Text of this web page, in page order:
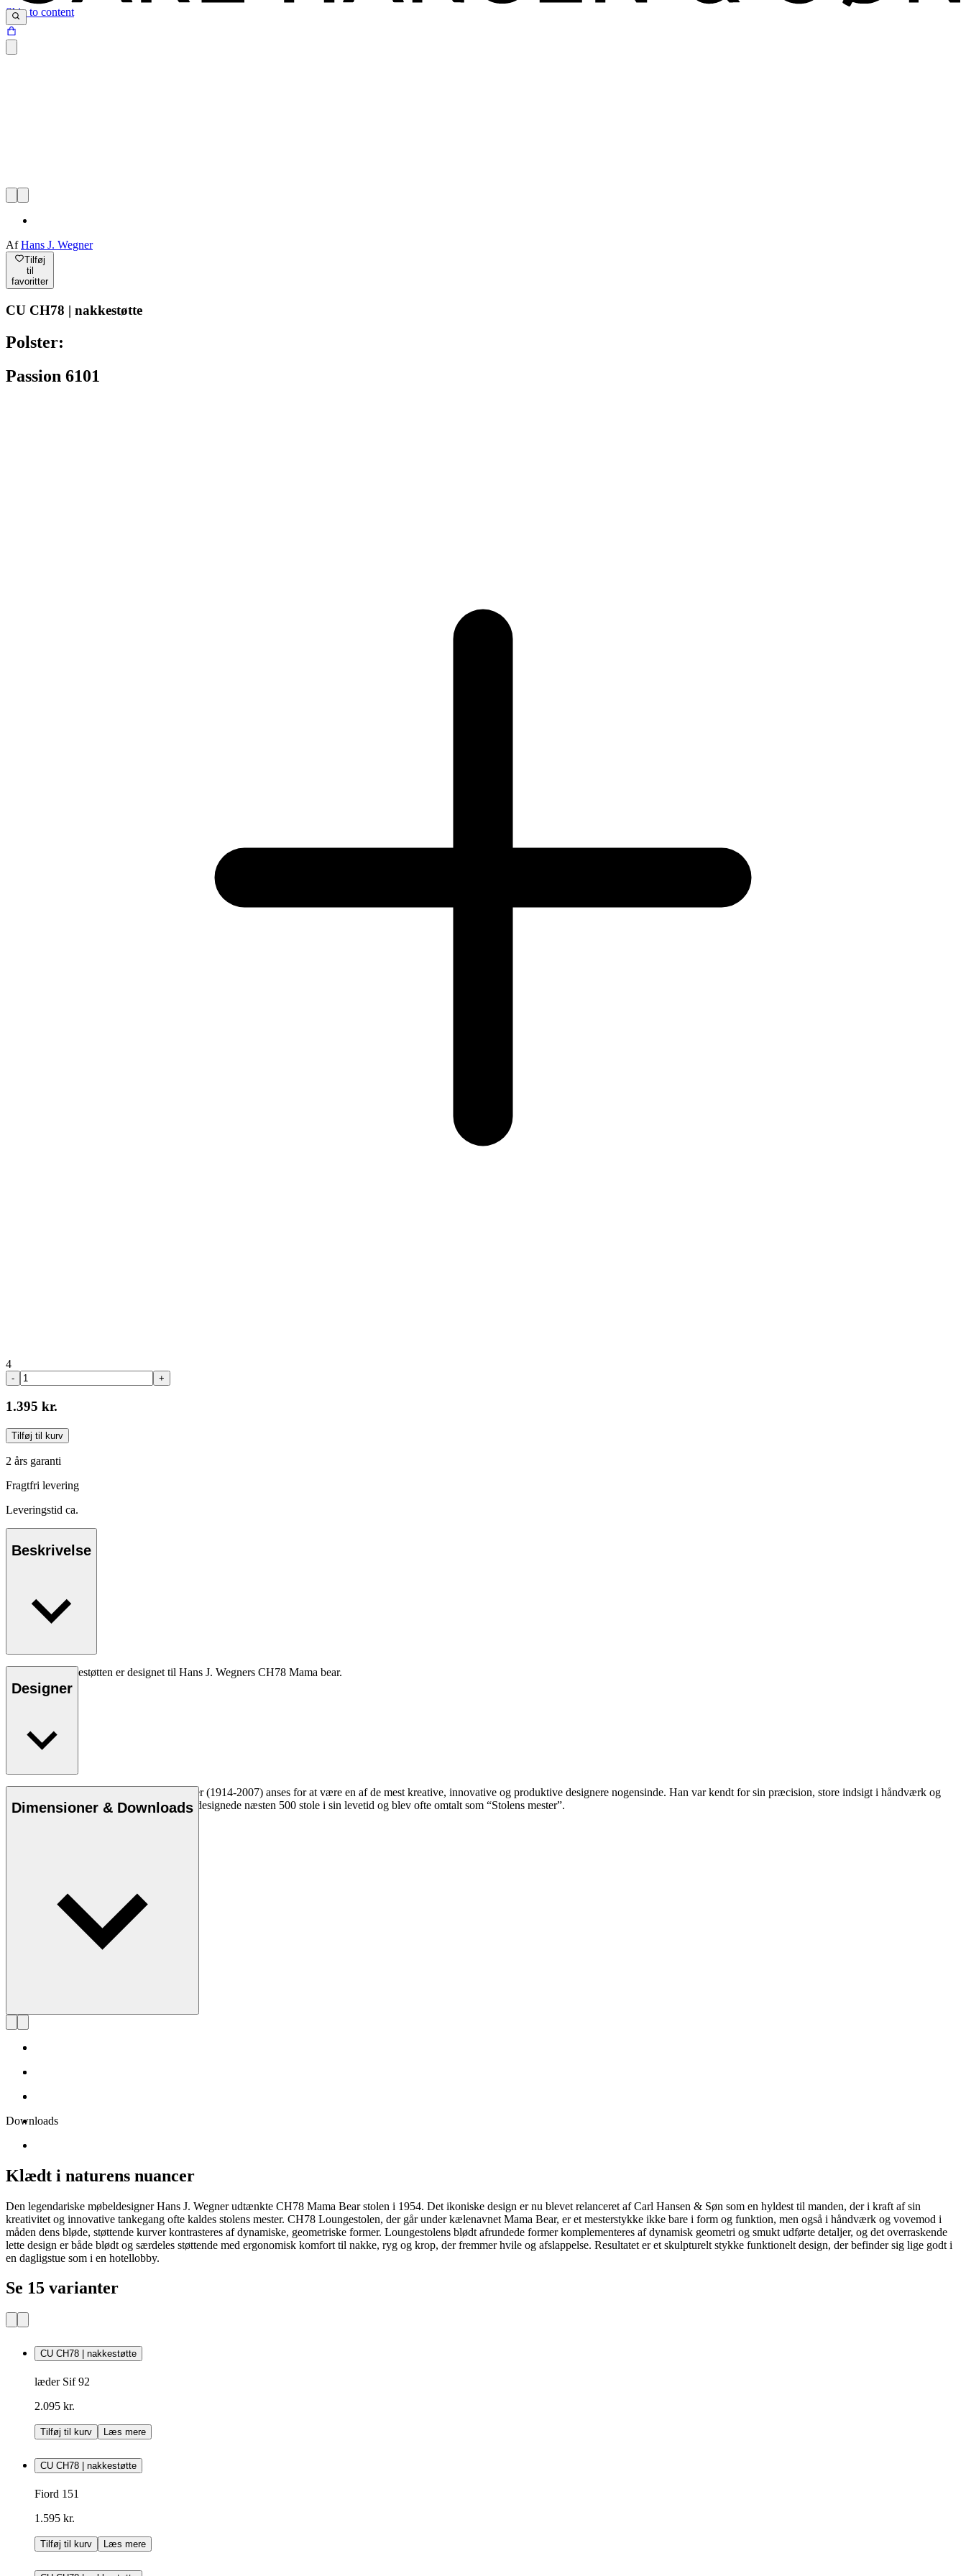
Skip to content
AfHans J. Wegner
Tilføj
til
favoritter
CU CH78 | nakkestøtte
Polster:
Passion 6101
4
- +
1.395 kr.
Tilføj til kurv
2 års garanti
Fragtfri levering
Leveringstid ca.
Beskrivelse
CU CH78 nakkestøtten er designet til Hans J. Wegners CH78 Mama bear.
Læs mere
Designer
Den danske møbeldesigner Hans J. Wegner (1914-2007) anses for at være en af de mest kreative, innovative og produktive designere nogensinde. Han var kendt for sin præcision, store indsigt i håndværk og
kompromisløse tilgang til design. Wegner designede næsten 500 stole i sin levetid og blev ofte omtalt som “Stolens mester”.
Dimensioner & Downloads
Downloads
Klædt i naturens nuancer
Den legendariske møbeldesigner Hans J. Wegner udtænkte CH78 Mama Bear stolen i 1954. Det ikoniske design er nu blevet relanceret af Carl Hansen & Søn som en hyldest til manden, der i kraft af sin
kreativitet og innovative tankegang ofte kaldes stolens mester. CH78 Loungestolen, der går under kælenavnet Mama Bear, er et mesterstykke ikke bare i form og funktion, men også i håndværk og vovemod i
måden dens bløde, støttende kurver kontrasteres af dynamiske, geometriske former. Loungestolens blødt afrundede former komplementeres af dynamisk geometri og smukt udførte detaljer, og det overraskende
lette design er både blødt og særdeles støttende med ergonomisk komfort til nakke, ryg og krop, der fremmer hvile og afslappelse. Resultatet er et skulpturelt stykke funktionelt design, der befinder sig lige godt i
en dagligstue som i en hotellobby.
Se 15 varianter
CU CH78 | nakkestøtte
læder Sif 92
2.095 kr.
Tilføj til kurv Læs mere
CU CH78 | nakkestøtte
Fiord 151
1.595 kr.
Tilføj til kurv Læs mere